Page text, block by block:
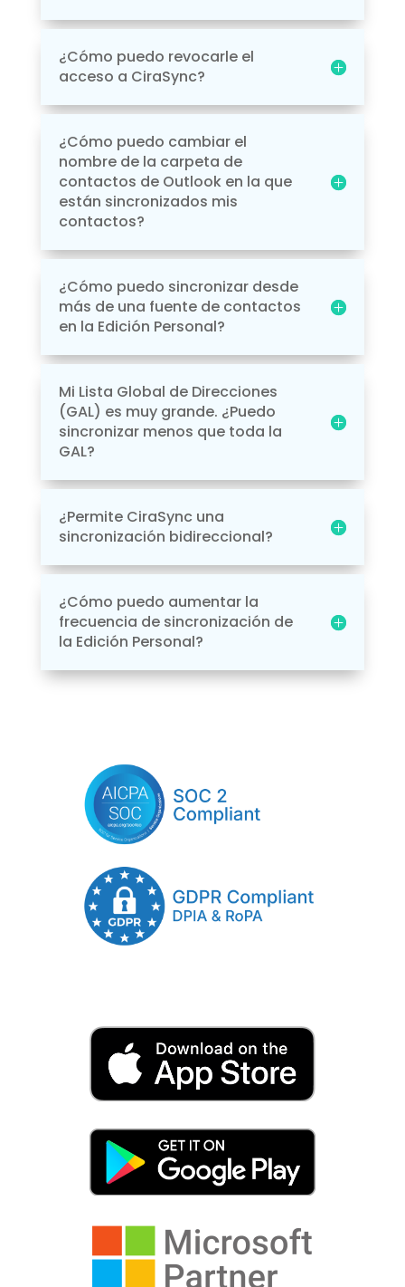
¿Cómo puedo revocarle el
acceso a CiraSync?
¿Cómo puedo cambiar el
nombre de la carpeta de
contactos de Outlook en la que
están sincronizados mis
contactos?
¿Cómo puedo sincronizar desde
más de una fuente de contactos
en la Edición Personal?
Mi Lista Global de Direcciones
(GAL) es muy grande. ¿Puedo
sincronizar menos que toda la
GAL?
¿Permite CiraSync una
sincronización bidireccional?
¿Cómo puedo aumentar la
frecuencia de sincronización de
la Edición Personal?